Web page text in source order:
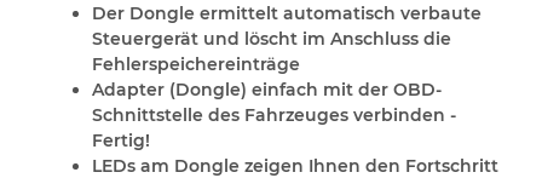
Der Dongle ermittelt automatisch verbaute
Steuergerät und löscht im Anschluss die
Fehlerspeichereinträge
Adapter (Dongle) einfach mit der OBD-
Schnittstelle des Fahrzeuges verbinden -
Fertig!
LEDs am Dongle zeigen Ihnen den Fortschritt